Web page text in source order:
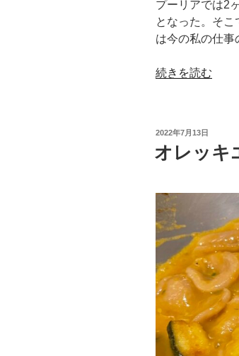
プーリアでは2
となった。そ
は今の私の仕事
“イ
学
だ
こ
と。”
の
続きを読む
投
日:
2022年7月13日
オレッキ